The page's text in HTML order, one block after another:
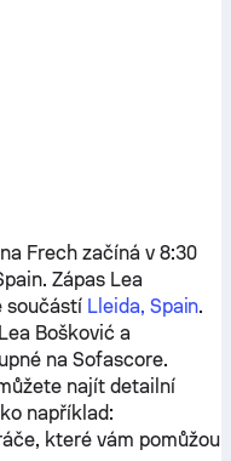
Frechzačíná v 8:30
Zápas Lea
součástí Lleida, Spain.
Lea Boškovića
na Sofascore.
najít detailní
například:
které vám pomůžou